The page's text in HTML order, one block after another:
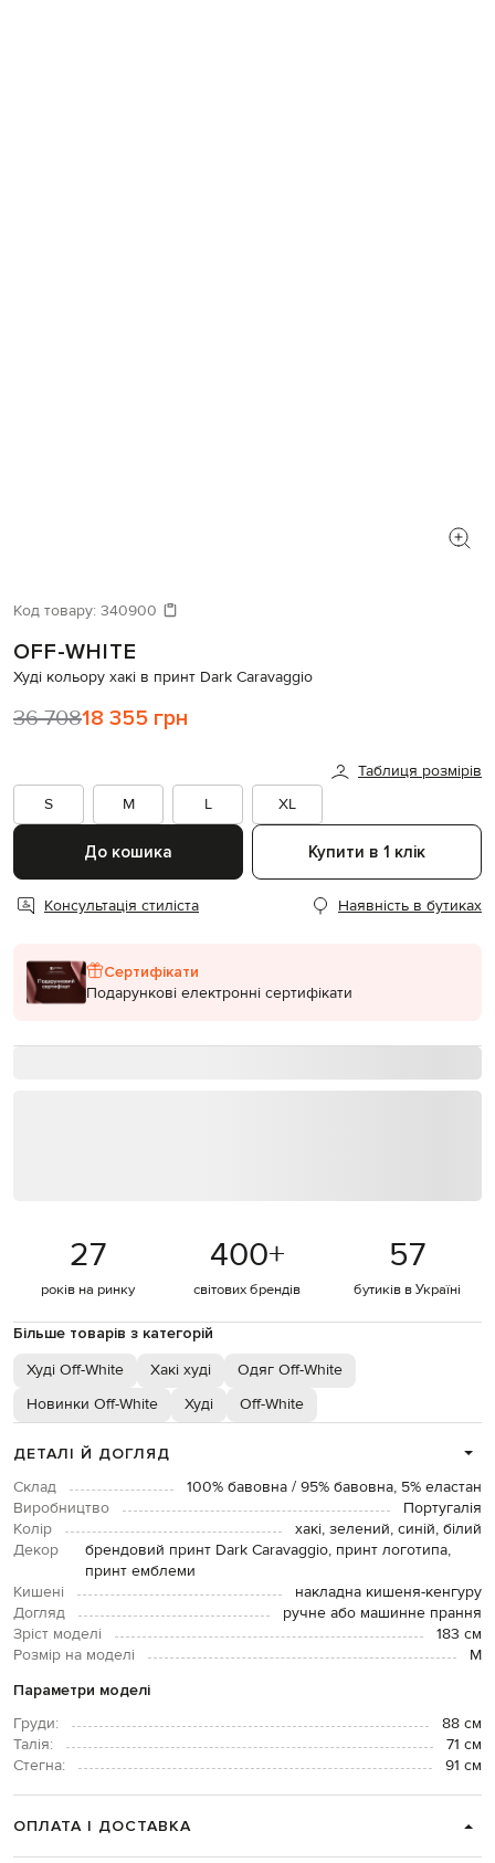
Код товару: 340900
OFF-WHITE
Худі кольору хакі в принт Dark Caravaggio
36 70818 355 грн
Таблиця розмірів
S
M L XL
До кошика Купити в 1 клік
Консультація стиліста Наявність в бутиках
Сертифікати
Подарункові електронні сертифікати
27
років на ринку
400+
світових брендів
57
бутиків в Україні
Більше товарів з категорій
Худі Off-White Хакі худі
Одяг Off-White
Новинки Off-White
Худі Off-White
ДЕТАЛІ Й ДОГЛЯД
Склад
100% бавовна / 95% бавовна, 5% еластан
Виробництво
Португалія
Колір
хакі, зелений, синій, білий
Декор
брендовий принт Dark Caravaggio, принт логотипа,
принт емблеми
Кишені
накладна кишеня-кенгуру
Догляд
ручне або машинне прання
Зріст моделі
183 см
Розмір на моделі
M
Параметри моделі
Груди:
88 см
Талія:
71 см
Стегна:
91 см
ОПЛАТА І ДОСТАВКА